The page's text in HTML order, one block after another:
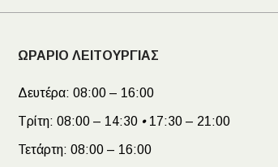
ΩΡΑΡΙΟ ΛΕΙΤΟΥΡΓΙΑΣ
Δευτέρα: 08:00 – 16:00
Τρίτη: 08:00 – 14:30 •17:30 – 21:00
Τετάρτη: 08:00 – 16:00